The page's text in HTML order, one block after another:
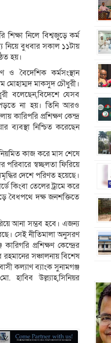
শিক্ষা নিলে বিশ্বজুড়ে কর্ম
নিয়ে বুধবার সকাল ১১টায়
হয়।
ও বৈদেশিক কর্মসংস্থান
মোহাম্মদ মাকসুদ চৌধুরী।
বলেছেন,বিদেশে যেসব
না হয়। তিনি আরও
কারিপরি প্রশিক্ষণ কেন্দ্র
ব্যবস্থা নিশ্চিত করেছেন
কাজ করে মাস শেষে
স্বচ্ছলতা ফিরিয়ে
দেশে পরিণত হয়েছে।
কিংবা তেলের ট্রামে করে
বৈধপথে দক্ষ জনশক্তিতে
আনা সম্ভব হবে। এজন্য
সেই নীতিমালা অনুসরণ
প্রশিক্ষণ কেন্দ্রের
রহমানের সঞ্চালনায় বিশেষ
কল্যাণ ব্যাংক সুনামগঞ্জ
হাবিব উল্ল্যাহ,সিনিয়র